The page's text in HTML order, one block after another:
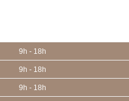
9h - 18h
9h - 18h
9h - 18h